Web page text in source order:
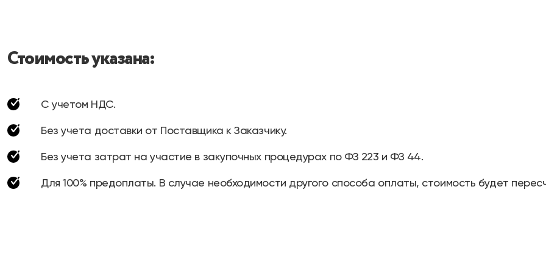
Стоимость указана:
С учетом НДС.
Без учета доставки от Поставщика к Заказчику.
Без учета затрат на участие в закупочных процедурах по ФЗ 223 и ФЗ 44.
Для 100% предоплаты. В случае необходимости другого способа оплаты, стоимость будет